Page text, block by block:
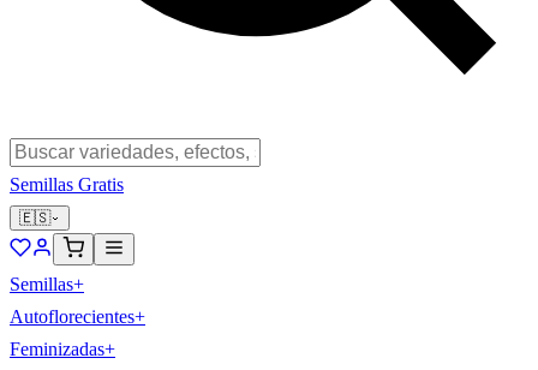
Semillas Gratis
🇪🇸
Semillas+
Autoflorecientes+
Feminizadas+